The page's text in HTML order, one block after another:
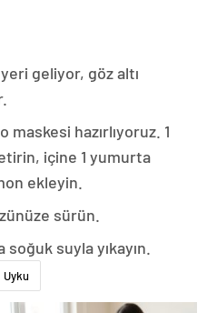
geliyor, göz altı
hazırlıyoruz. 1
içine 1 yumurta
ekleyin.
sürün.
suyla yıkayın.
Uyku